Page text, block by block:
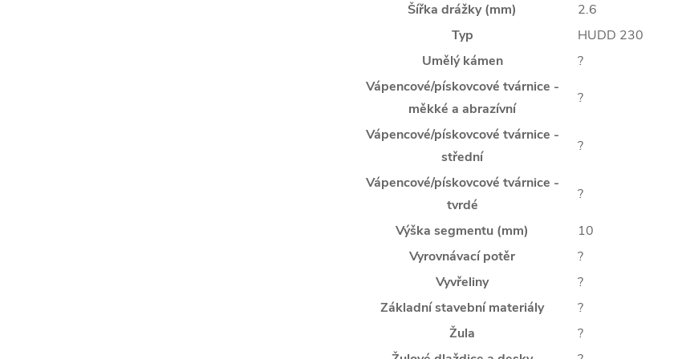
Šířka drážky (mm)
2.6
Typ
HUDD 230
Umělý kámen
?
Vápencové/pískovcové tvárnice -
měkké a abrazívní
?
Vápencové/pískovcové tvárnice -
střední
?
Vápencové/pískovcové tvárnice -
tvrdé
?
Výška segmentu (mm)
10
Vyrovnávací potěr
?
Vyvřeliny
?
Základní stavební materiály
?
Žula
?